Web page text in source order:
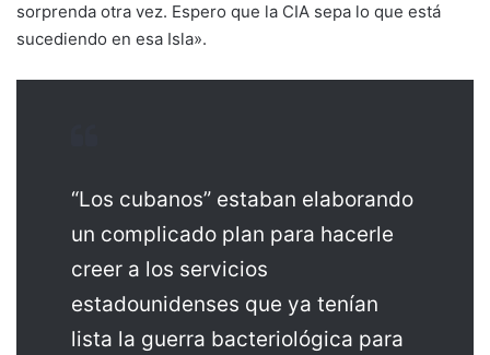
sorprenda otra vez. Espero que la CIA sepa lo que está
sucediendo en esa Isla».
“Los cubanos” estaban elaborando
un complicado plan para hacerle
creer a los servicios
estadounidenses que ya tenían
lista la guerra bacteriológica para